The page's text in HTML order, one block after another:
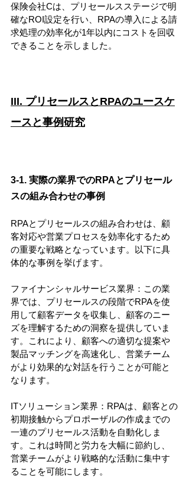
保険会社Cは、プリセールスステージで明
確なROI設定を行い、RPAの導入による請
求処理の効率化が1年以内にコストを回収
できることを示しました。
III. プリセールスとRPAのユースケ
ースと事例研究
3-1. 実際の業界でのRPAとプリセール
スの組み合わせの事例
RPAとプリセールスの組み合わせは、顧
客対応や営業プロセスを効率化するため
の重要な戦略となっています。以下に具
体的な事例を挙げます。
ファイナンシャルサービス業界：この業
界では、プリセールスの段階でRPAを使
用して顧客データを収集し、顧客のニー
ズを理解するための洞察を提供していま
す。これにより、顧客への適切な提案や
製品マッチングを高速化し、営業チーム
がより効果的な対話を行うことが可能と
なります。
ITソリューション業界：RPAは、顧客との
初期接触からプロポーザルの作成までの
一連のプリセールス活動を自動化しま
す。これは時間と労力を大幅に節約し、
営業チームがより戦略的な活動に集中す
ることを可能にします。